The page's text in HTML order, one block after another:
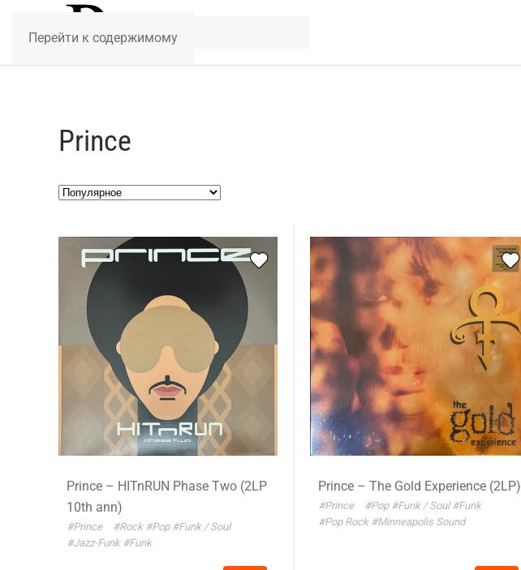
Перейти к содержимому
Prince
Prince – HITnRUN Phase Two (2LP
10th ann)
#Prince #Rock #Pop #Funk / Soul
#Jazz-Funk #Funk
Prince – The Gold Experience (2LP)
#Prince #Pop #Funk / Soul #Funk
#Pop Rock #Minneapolis Sound